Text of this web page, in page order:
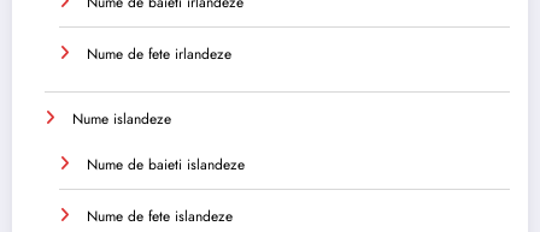
Nume de fete irlandeze
Nume islandeze
Nume de baieti islandeze
Nume de fete islandeze